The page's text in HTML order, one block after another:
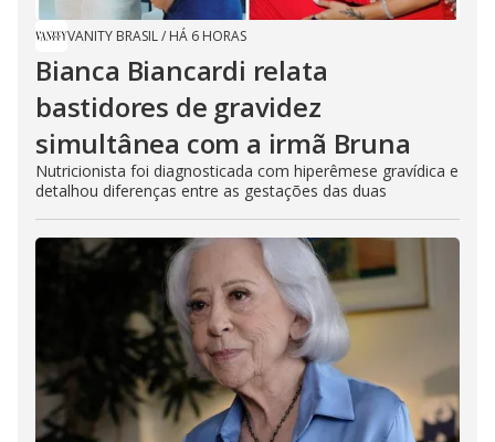
VANITY BRASIL/ HÁ 6 HORAS
Bianca Biancardi relata
bastidores de gravidez
simultânea com a irmã Bruna
Nutricionista foi diagnosticada com hiperêmese gravídica e
detalhou diferenças entre as gestações das duas